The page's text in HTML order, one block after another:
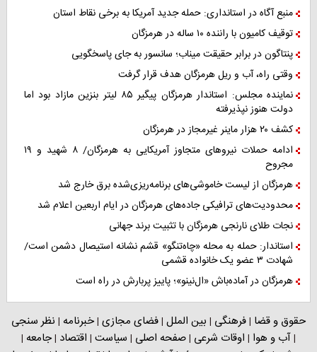
منبع آگاه در استانداری: حمله جدید آمریکا به برخی نقاط استان
توقیف کامیون با راننده ۱۰ ساله در هرمزگان
پنتاگون در برابر حقیقت میناب؛ سانسور به جای پاسخگویی
وقتی راه، آب و ریل هرمزگان هدف قرار گرفت
نماینده مجلس: استاندار هرمزگان پیگیر ۸۵ لیتر بنزین مازاد بود اما
دولت هنوز نپذیرفته
کشف ۲۰ هزار ماینر غیرمجاز در هرمزگان
ادامه حملات نیروهای متجاوز آمریکایی به هرمزگان/ ۸ شهید و ۱۹
مجروح
هرمزگان از لیست خاموشی‌های برنامه‌ریزی‌شده برق خارج شد
محدودیت‌های ترافیکی جاده‌های هرمزگان در ایام اربعین اعلام شد
نجات طلای نارنجی هرمزگان با تثبیت برند جهانی
استاندار: حمله به محله «چاه‌تنگو» قشم نشانه استیصال دشمن است/
شهادت ۳ عضو یک خانواده قشمی
هرمزگان در آماده‌باش «ال‌نینو»؛ پاییز پربارش در راه است
حقوق و قضا |فرهنگی | بین الملل |فضای مجازی |خبرنامه | نظر سنجی
|آب و هوا | اوقات شرعی |صفحه اصلی | سیاست | اقتصاد |جامعه |